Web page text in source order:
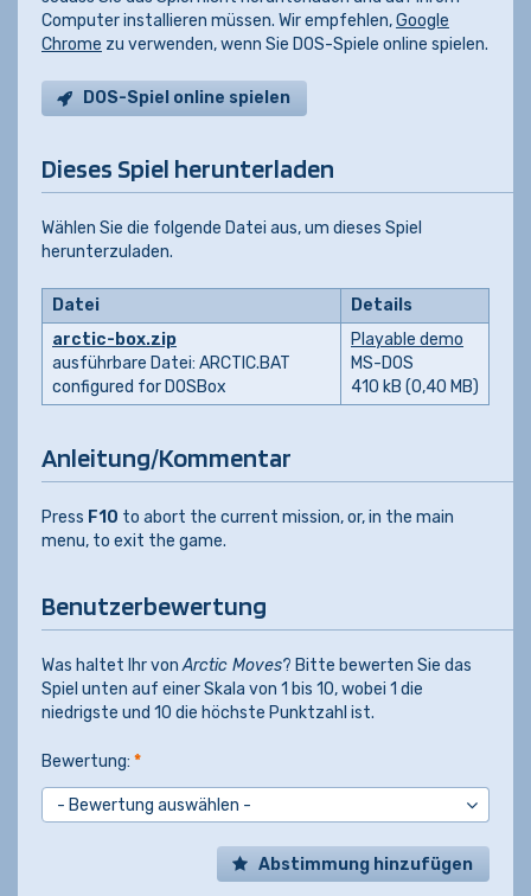
Computer installieren müssen. Wir empfehlen,Google
Chrome zu verwenden, wenn Sie DOS-Spiele online spielen.
DOS-Spiel online spielen
Dieses Spiel herunterladen
Wählen Sie die folgende Datei aus, um dieses Spiel
herunterzuladen.
Datei
Details
arctic-box.zip
ausführbare Datei: ARCTIC.BAT
configured for DOSBox
Playable demo
MS-DOS
410 kB (0,40 MB)
Anleitung/Kommentar
Press F10 to abort the current mission, or, in the main
menu, to exit the game.
Benutzerbewertung
Was haltet Ihr vonArctic Moves? Bitte bewerten Sie das
Spiel unten auf einer Skala von 1 bis 10, wobei 1 die
niedrigste und 10 die höchste Punktzahl ist.
Bewertung: *
Abstimmung hinzufügen